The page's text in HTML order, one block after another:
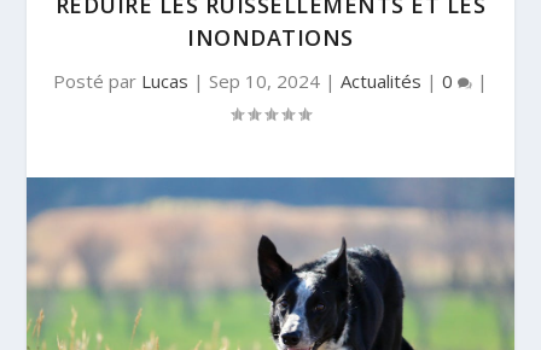
INONDATIONS
Posté par Lucas | Sep 10, 2024 | Actualités | 0 |